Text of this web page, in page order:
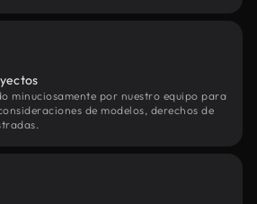
minuciosamente por nuestro equipo para
de modelos, derechos de